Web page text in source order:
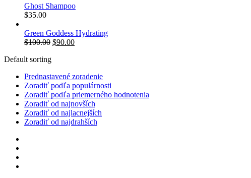
bola:
Ghost Shampoo
$35.00
Green Goddess Hydrating
$100.00 Pôvodná
$90.00Aktuálna
Default sorting
Prednastavené zoradenie
Zoradiť podľa populárnosti
Zoradiť podľa priemerného hodnotenia
Zoradiť od najnovších
Zoradiť od najlacnejších
Zoradiť od najdrahších